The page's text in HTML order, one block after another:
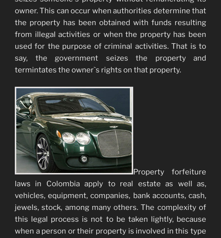
owner. This can occur when authorities determine that
the property has been obtained with funds resulting
from illegal activities or when the property has been
used for the purpose of criminal activities. That is to
say, the government seizes the property and
termintates the owner`s rights on that property.
Property forfeiture
laws in Colombia apply to real estate as well as,
vehicles, equipment, companies, bank accounts, cash,
jewels, stock, among many others. The complexity of
this legal process is not to be taken lightly, because
when a person or their property is involved in this type